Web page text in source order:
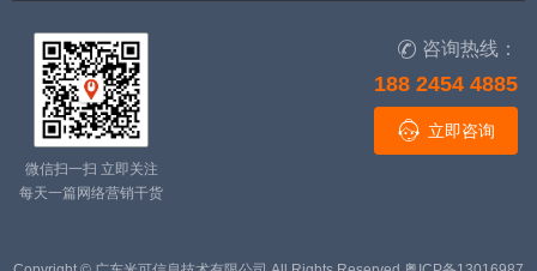
微信扫一扫 立即关注
每天一篇网络营销干货
 咨询热线：
188 2454 4885
 立即咨询